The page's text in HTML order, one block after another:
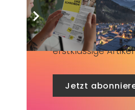
Taubenschlag+
3 € im Monat
erstklassige
Jetzt